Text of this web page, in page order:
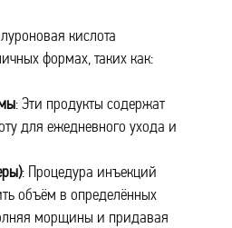
кислота
формах, таких как:
: Эти продукты содержат
для ежедневного ухода и
: Процедура инъекций
объём в определённых
морщины и придавая